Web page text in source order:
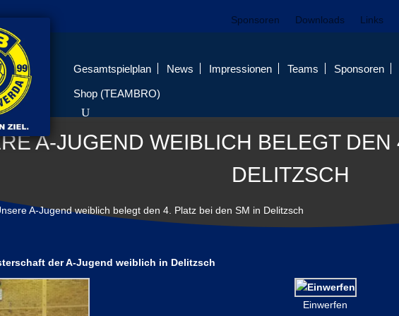
Sponsoren Downloads Links
Gesamtspielplan News Impressionen Teams Sponsoren
Shop (TEAMBRO)
A-JUGEND WEIBLICH BELEGT
DELITZSCH
A-Jugend weiblich belegt den 4. Platz bei den SM in Delitzsch
der A-Jugend weiblich in Delitzsch
Einwerfen